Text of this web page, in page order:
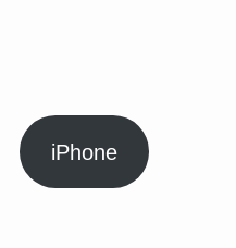
iPhone